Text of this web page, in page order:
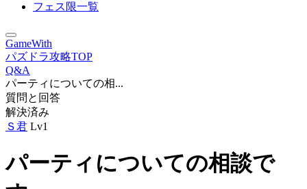
フェス限一覧
GameWith
パズドラ攻略TOP
Q&A
パーティについての相...
質問と回答
解決済み
Ｓ君 Lv1
パーティについての相談で